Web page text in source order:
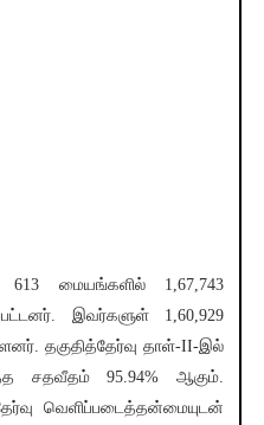
மையங்களில் 1,67,743
இவர்களுள் 1,60,929
தகுதித்தேர்வு தாள்-II-இல்
சதவீதம் 95.94% ஆகும்.
வெளிப்படைத்தன்மையுடன்